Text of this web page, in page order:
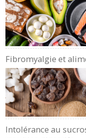
Fibromyalgie et
Intolérance au